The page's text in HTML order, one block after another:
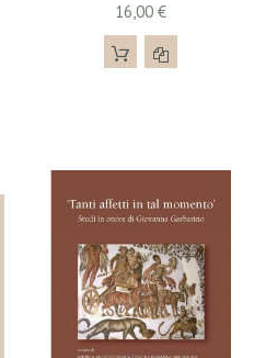
16,00 €